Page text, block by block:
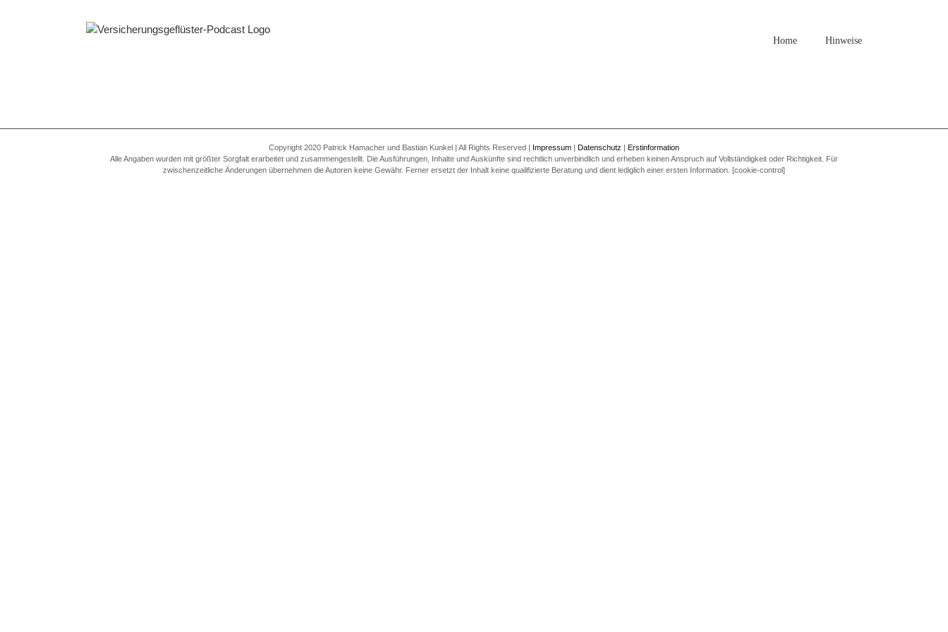
Home Hinweise
Copyright 2020 Patrick Hamacher und Bastian Kunkel | All Rights Reserved | Impressum | Datenschutz | Erstinformation
Alle Angaben wurden mit größter Sorgfalt erarbeitet und zusammengestellt. Die Ausführungen, Inhalte und Auskünfte sind rechtlich unverbindlich und erheben keinen Anspruch auf Vollständigkeit oder Richtigkeit. Für
zwischenzeitliche Änderungen übernehmen die Autoren keine Gewähr. Ferner ersetzt der Inhalt keine qualifizierte Beratung und dient lediglich einer ersten Information. [cookie-control]